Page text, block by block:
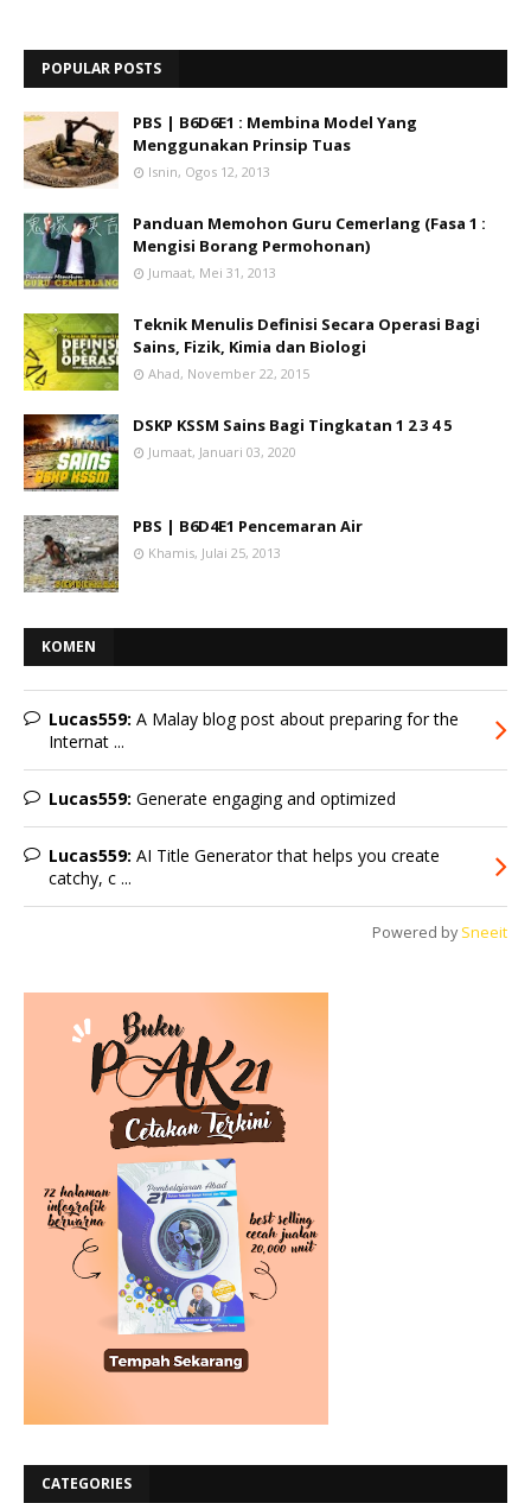
POPULAR POSTS
PBS | B6D6E1 : Membina Model Yang
Menggunakan Prinsip Tuas
Isnin, Ogos 12, 2013
Panduan Memohon Guru Cemerlang (Fasa 1 :
Mengisi Borang Permohonan)
Jumaat, Mei 31, 2013
Teknik Menulis Definisi Secara Operasi Bagi
Sains, Fizik, Kimia dan Biologi
Ahad, November 22, 2015
DSKP KSSM Sains Bagi Tingkatan 1 2 3 4 5
Jumaat, Januari 03, 2020
PBS | B6D4E1 Pencemaran Air
Khamis, Julai 25, 2013
KOMEN
Lucas559: A Malay blog post about preparing for the
Internat ...
Lucas559: Generate engaging and optimized
Lucas559: AI Title Generator that helps you create
catchy, c ...
Powered by Sneeit
CATEGORIES